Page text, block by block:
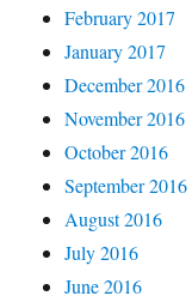
February 2017
January 2017
December 2016
November 2016
October 2016
September 2016
August 2016
July 2016
June 2016